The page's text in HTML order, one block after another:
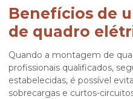
Benefícios de
de quadro
Quando a montagem de
profissionais qualificados,
estabelecidas, é possível
sobrecargas e curtos-